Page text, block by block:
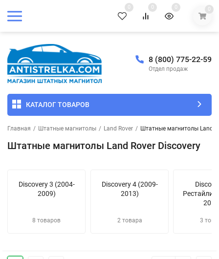
0 0 0 0
8 (800) 775-22-59
Отдел продаж
КАТАЛОГ ТОВАРОВ
Главная / Штатные магнитолы / Land Rover / Штатные магнитолы Land
Штатные магнитолы Land Rover Discovery
Discovery 3 (2004-
2009)
8 товаров
Discovery 4 (2009-
2013)
2 товара 3